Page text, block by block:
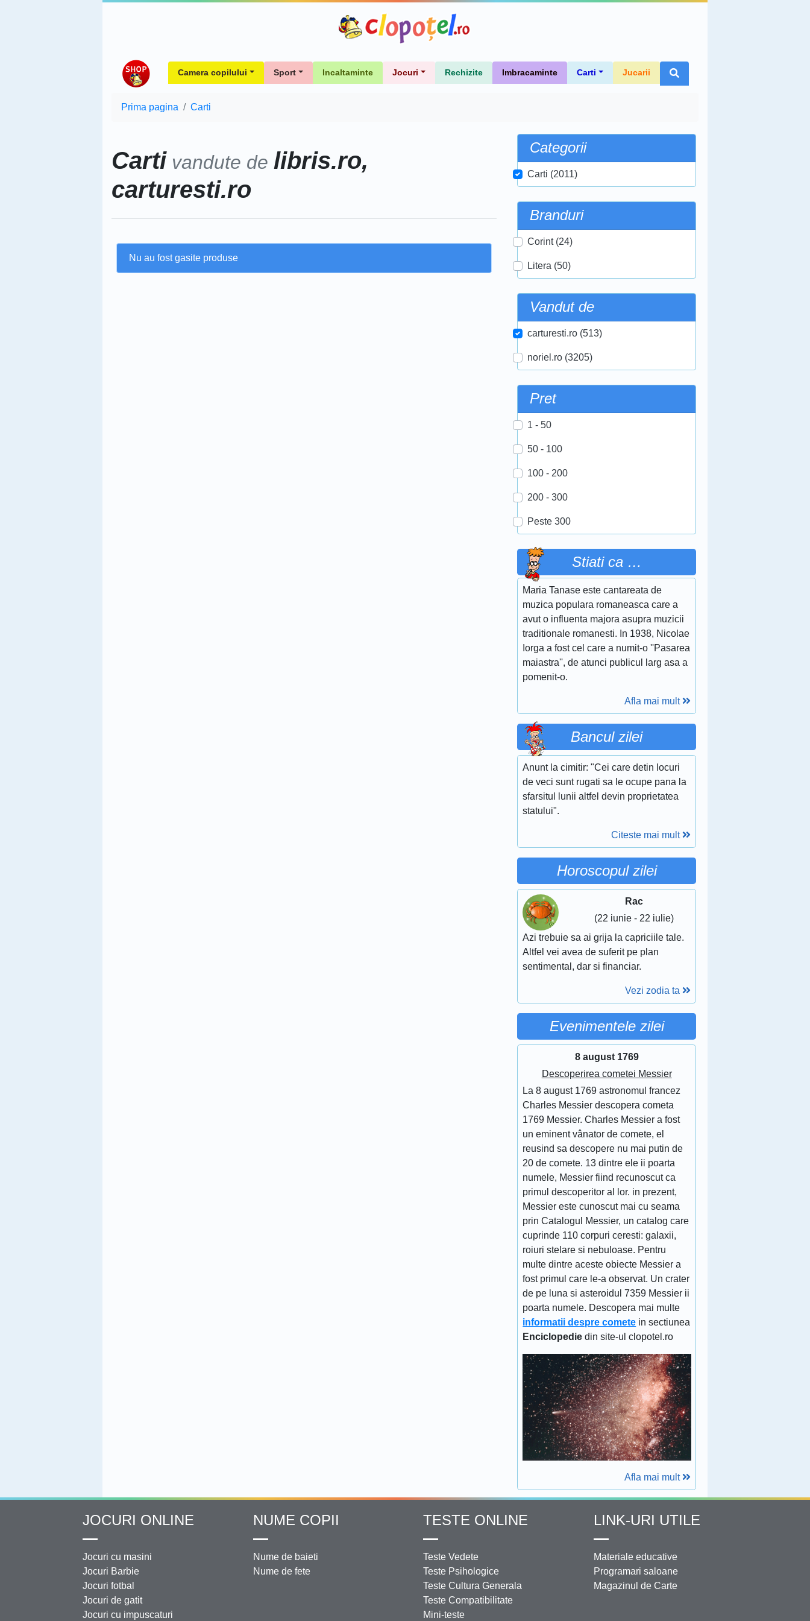
Camera copilului Sport Incaltaminte Jocuri Rechizite Imbracaminte Carti Jucarii
Prima pagina Carti
Carti vandute de libris.ro,
carturesti.ro
Nu au fost gasite produse
Categorii
Carti (2011)
Branduri
Corint (24)
Litera (50)
Vandut de
carturesti.ro (513)
noriel.ro (3205)
Pret
1 - 50
50 - 100
100 - 200
200 - 300
Peste 300
Stiati ca …
Maria Tanase este cantareata de
muzica populara romaneasca care a
avut o influenta majora asupra muzicii
traditionale romanesti. In 1938, Nicolae
Iorga a fost cel care a numit-o ''Pasarea
maiastra'', de atunci publicul larg asa a
pomenit-o.
Afla mai mult
Bancul zilei
Anunt la cimitir: "Cei care detin locuri
de veci sunt rugati sa le ocupe pana la
sfarsitul lunii altfel devin proprietatea
statului".
Citeste mai mult
Horoscopul zilei
Rac
(22 iunie - 22 iulie)
Azi trebuie sa ai grija la capriciile tale.
Altfel vei avea de suferit pe plan
sentimental, dar si financiar.
Vezi zodia ta
Evenimentele zilei
8 august 1769
Descoperirea cometei Messier
La 8 august 1769 astronomul francez
Charles Messier descopera cometa
1769 Messier. Charles Messier a fost
un eminent vânator de comete, el
reusind sa descopere nu mai putin de
20 de comete. 13 dintre ele ii poarta
numele, Messier fiind recunoscut ca
primul descoperitor al lor. in prezent,
Messier este cunoscut mai cu seama
prin Catalogul Messier, un catalog care
cuprinde 110 corpuri ceresti: galaxii,
roiuri stelare si nebuloase. Pentru
multe dintre aceste obiecte Messier a
fost primul care le-a observat. Un crater
de pe luna si asteroidul 7359 Messier ii
poarta numele. Descopera mai multe
informatii despre comete in sectiunea
Enciclopedie din site-ul clopotel.ro
Afla mai mult
JOCURI ONLINE
Jocuri cu masini
Jocuri Barbie
Jocuri fotbal
Jocuri de gatit
Jocuri cu impuscaturi
NUME COPII
Nume de baieti
Nume de fete
TESTE ONLINE
Teste Vedete
Teste Psihologice
Teste Cultura Generala
Teste Compatibilitate
Mini-teste
LINK-URI UTILE
Materiale educative
Programari saloane
Magazinul de Carte